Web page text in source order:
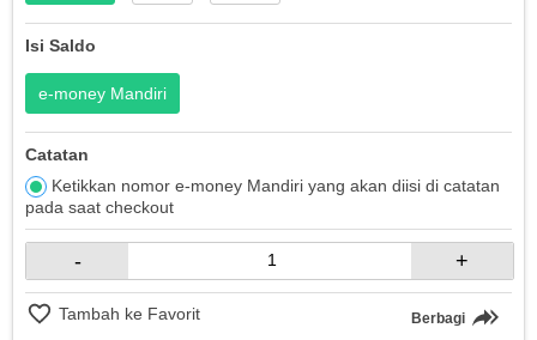
Isi Saldo
e-money Mandiri
Catatan
Ketikkan nomor e-money Mandiri yang akan diisi di catatan
pada saat checkout
- +
Tambah ke Favorit Berbagi